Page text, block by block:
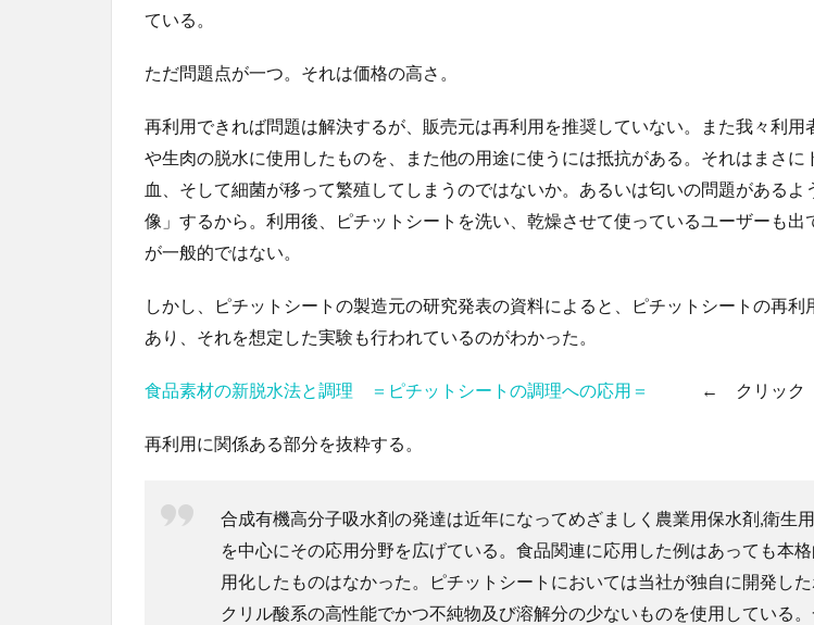
ている。
ただ問題点が一つ。それは価格の高さ。
再利用できれば問題は解決するが、販売元は再利用を推奨していない。また我々利用
や生肉の脱水に使用したものを、また他の用途に使うには抵抗がある。それはまさに
血、そして細菌が移って繁殖してしまうのではないか。あるいは匂いの問題があるよ
像」するから。利用後、ピチットシートを洗い、乾燥させて使っているユーザーも出
が一般的ではない。
しかし、ピチットシートの製造元の研究発表の資料によると、ピチットシートの再利
あり、それを想定した実験も行われているのがわかった。
食品素材の新脱水法と調理 ＝ピチットシートの調理への応用＝ ← クリック
再利用に関係ある部分を抜粋する。
合成有機高分子吸水剤の発達は近年になってめざましく農業用保水剤,衛生
を中心にその応用分野を広げている。食品関連に応用した例はあっても本
用化したものはなかった。ピチットシートにおいては当社が独自に開発し
クリル酸系の高性能でかつ不純物及び溶解分の少ないものを使用している